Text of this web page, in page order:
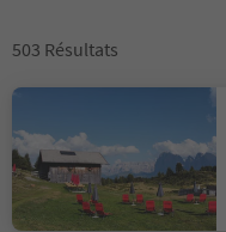
503 Résultats